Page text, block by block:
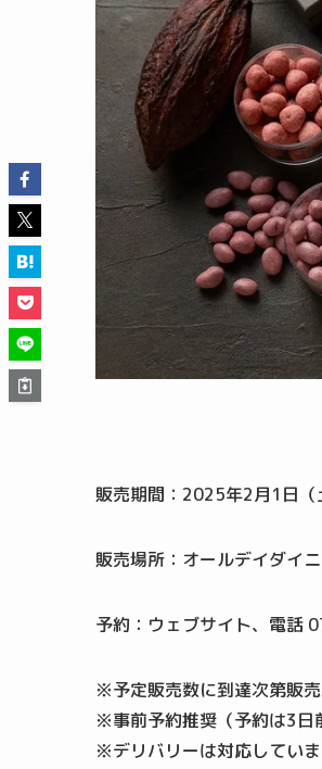
販売期間：2025年2月1日（
販売場所：オールデイダイ
予約：ウェブサイト、電話
※予定販売数に到達次第販
※事前予約推奨（予約は3日
※デリバリーは対応してい